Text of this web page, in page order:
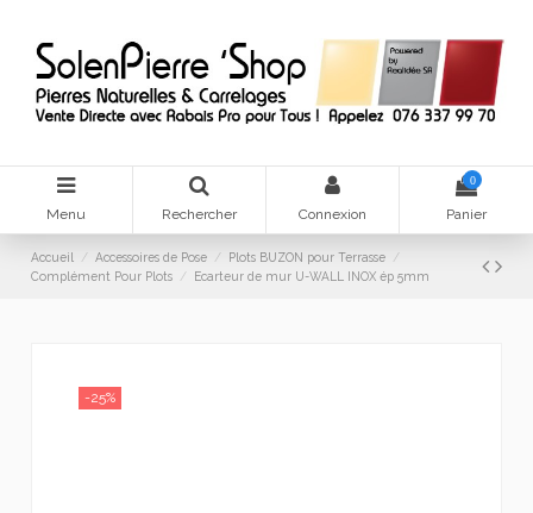
Menu Rechercher Connexion
0
Panier
Accueil Accessoires de Pose
Plots BUZON pour Terrasse
Complément Pour Plots
Ecarteur de mur U-WALL INOX ép 5mm
-25%